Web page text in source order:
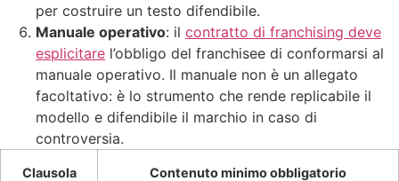
per costruire un testo difendibile.
Manuale operativo: il contratto di franchising deve
esplicitare l’obbligo del franchisee di conformarsi al
manuale operativo. Il manuale non è un allegato
facoltativo: è lo strumento che rende replicabile il
modello e difendibile il marchio in caso di
controversia.
Clausola Contenuto minimo obbligatorio